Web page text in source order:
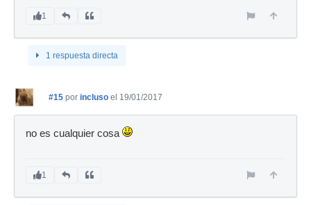
1
1 respuesta directa
#15 por incluso el 19/01/2017
no es cualquier cosa
1